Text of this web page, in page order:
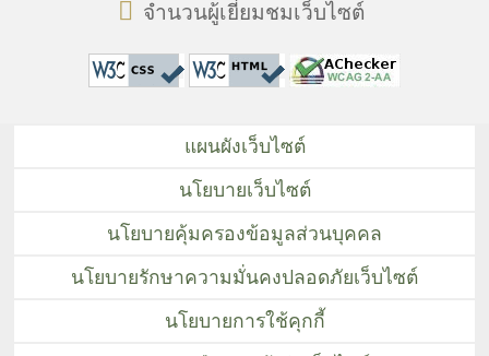
จำนวนผู้เยี่ยมชมเว็บไซต์
แผนผังเว็บไซต์
นโยบายเว็บไซต์
นโยบายคุ้มครองข้อมูลส่วนบุคคล
นโยบายรักษาความมั่นคงปลอดภัยเว็บไซต์
นโยบายการใช้คุกกี้